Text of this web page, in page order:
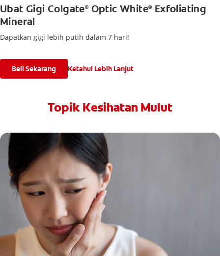
Ubat Gigi Colgate®Optic White®Exfoliating
Mineral
Dapatkan gigi lebih putih dalam 7 hari!
Beli Sekarang Ketahui Lebih Lanjut
Topik Kesihatan Mulut